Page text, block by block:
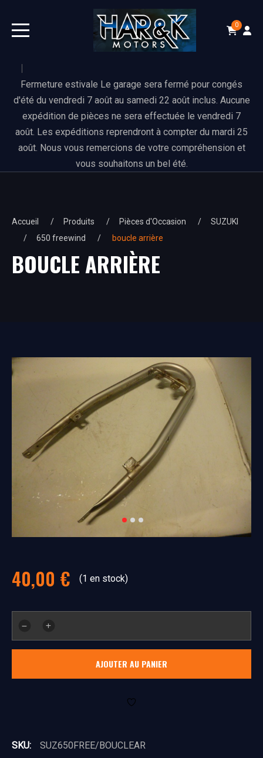
0
Fermeture estivale Le garage sera fermé pour congés
d'été du vendredi 7 août au samedi 22 août inclus. Aucune
expédition de pièces ne sera effectuée le vendredi 7
août. Les expéditions reprendront à compter du mardi 25
août. Nous vous remercions de votre compréhension et
vous souhaitons un bel été.
Accueil Produits Pièces d'Occasion
SUZUKI
650 freewind
boucle arrière
BOUCLE ARRIÈRE
40,00 € (1 en stock)
boucle
AJOUTER AU PANIER
SKU:
SUZ650FREE/BOUCLEAR